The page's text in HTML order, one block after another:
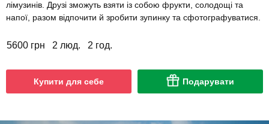
лімузинів. Друзі зможуть взяти із собою фрукти, солодощі та
напої, разом відпочити й зробити зупинку та сфотографуватися.
5600 грн 2 люд. 2 год.
Купити для себе Подарувати